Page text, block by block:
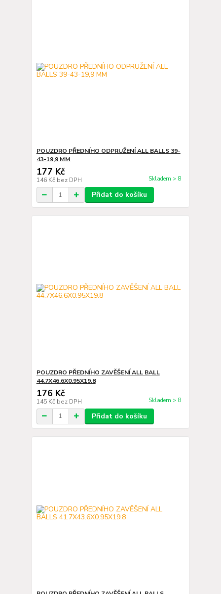
POUZDRO PŘEDNÍHO ODPRUŽENÍ ALL BALLS 39-
43-19,9 MM
177 Kč
146 Kč bez DPH Skladem > 8
Přidat do košíku
POUZDRO PŘEDNÍHO ZAVĚŠENÍ ALL BALL
44.7X46.6X0.95X19.8
176 Kč
145 Kč bez DPH Skladem > 8
Přidat do košíku